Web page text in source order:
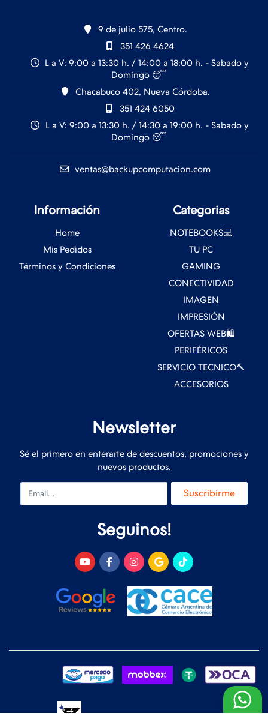
9 de julio 575, Centro.
351 426 4624
L a V: 9:00 a 13:30 h. / 14:00 a 18:00 h. - Sabado y
Domingo 😴
Chacabuco 402, Nueva Córdoba.
351 424 6050
L a V: 9:00 a 13:30 h. / 14:30 a 19:00 h. - Sabado y
Domingo 😴
ventas@backupcomputacion.com
Información
Home
Mis Pedidos
Términos y Condiciones
Categorias
NOTEBOOKS💻
TU PC
GAMING
CONECTIVIDAD
IMAGEN
IMPRESIÓN
OFERTAS WEB🛍️
PERIFÉRICOS
SERVICIO TECNICO🔨
ACCESORIOS
Newsletter
Sé el primero en enterarte de descuentos, promociones y
nuevos productos.
Email Suscribirme
Seguinos!
Desarrollado y Diseñado por FoxTienda